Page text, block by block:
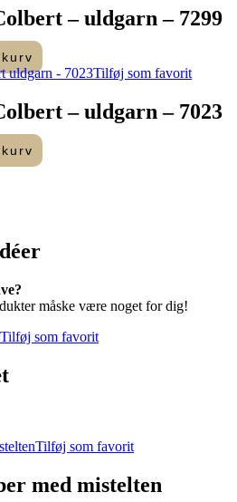
– uldgarn – 7299
Tilføj som favorit
– uldgarn – 7023
måske være noget for dig!
Tilføj som favorit
Tilføj som favorit
med mistelten